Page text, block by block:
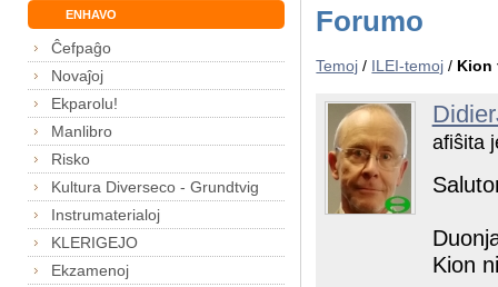
ENHAVO
Ĉefpaĝo
Novaĵoj
Ekparolu!
Manlibro
Risko
Kultura Diverseco - Grundtvig
Instrumaterialoj
KLERIGEJO
Ekzamenoj
Forumo
Temoj / ILEI-temoj / Kion
afiŝita
Kion